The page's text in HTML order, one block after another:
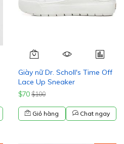
Giày nữ Dr. Scholl's Time Off
Lace Up Sneaker
$70 $100
Giỏ hàng Chat ngay